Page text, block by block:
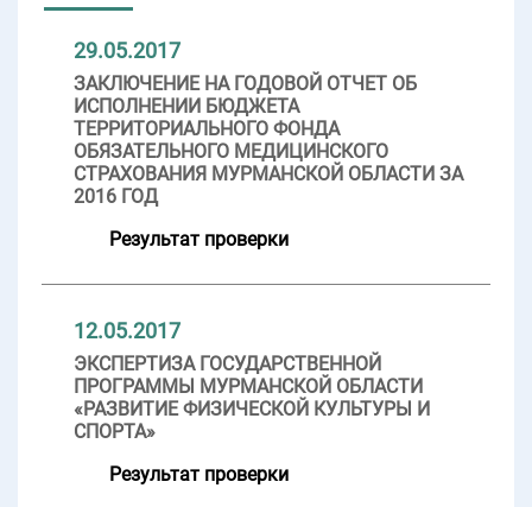
29.05.2017
ЗАКЛЮЧЕНИЕ НА ГОДОВОЙ ОТЧЕТ ОБ
ИСПОЛНЕНИИ БЮДЖЕТА
ТЕРРИТОРИАЛЬНОГО ФОНДА
ОБЯЗАТЕЛЬНОГО МЕДИЦИНСКОГО
СТРАХОВАНИЯ МУРМАНСКОЙ ОБЛАСТИ ЗА
2016 ГОД
Результат проверки
12.05.2017
ЭКСПЕРТИЗА ГОСУДАРСТВЕННОЙ
ПРОГРАММЫ МУРМАНСКОЙ ОБЛАСТИ
«РАЗВИТИЕ ФИЗИЧЕСКОЙ КУЛЬТУРЫ И
СПОРТА»
Результат проверки